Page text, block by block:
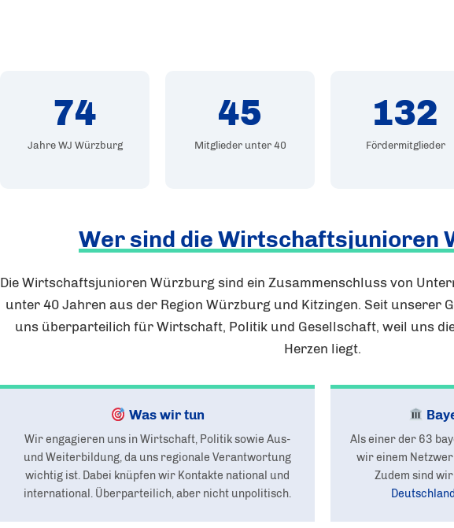
74
Jahre WJ Würzburg
45
Mitglieder unter 40
132
Fördermitglieder
Wer sind die Wirtschaftsjunioren
Die Wirtschaftsjunioren Würzburg sind ein Zusammenschluss von
unter 40 Jahren aus der Region Würzburg und Kitzingen. Seit unserer
uns überparteilich für Wirtschaft, Politik und Gesellschaft, weil uns
Herzen liegt.
Was wir tun
Wir engagieren uns in Wirtschaft, Politik sowie Aus-
und Weiterbildung, da uns regionale Verantwortung
wichtig ist. Dabei knüpfen wir Kontakte national und
international. Überparteilich, aber nicht unpolitisch.
Als einer der 63
wir einem
Zudem sind
Deutschland